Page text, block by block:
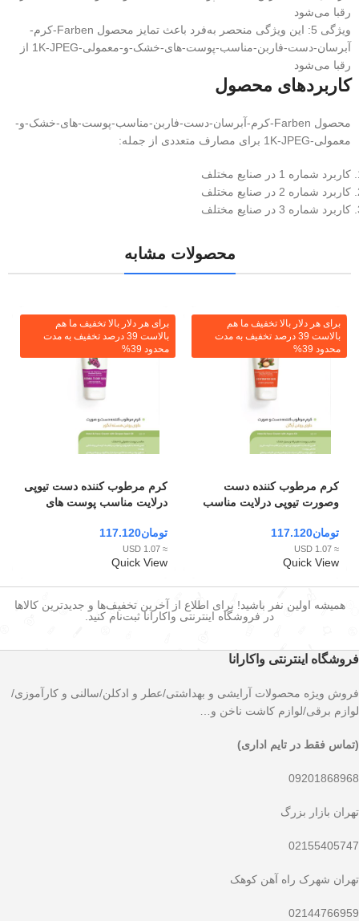
رقبا می‌شود
ویژگی 5: این ویژگی منحصر به‌فرد باعث تمایز محصول Farben-کرم-
آبرسان-دست-فاربن-مناسب-پوست-های-خشک-و-معمولی-1K-JPEG از
رقبا می‌شود
کاربردهای محصول
محصول Farben-کرم-آبرسان-دست-فاربن-مناسب-پوست-های-خشک-و-
معمولی-1K-JPEG برای مصارف متعددی از جمله:
کاربرد شماره 1 در صنایع مختلف
کاربرد شماره 2 در صنایع مختلف
کاربرد شماره 3 در صنایع مختلف
محصولات مشابه
برای هر دلار بالا تخفیف ما هم
بالاست 39 درصد تخفیف به مدت
محدود 39%
کرم مرطوب کننده دست
وصورت تیوپی درلایت مناسب
Dorlight
تومان117.120
≈ 1.07 USD
Quick View
برای هر دلار بالا تخفیف ما هم
بالاست 39 درصد تخفیف به مدت
محدود 39%
کرم مرطوب کننده دست تیوپی
درلایت مناسب پوست های
Dorlight
تومان117.120
≈ 1.07 USD
Quick View
همیشه اولین نفر باشید! برای اطلاع از آخرین تخفیف‌ها و جدیدترین کالاها
در فروشگاه اینترنتی واکارانا ثبت‌نام کنید.
فروشگاه اینترنتی واکارانا
فروش ویژه محصولات آرایشی و بهداشتی/عطر و ادکلن/سالنی و کارآموزی/
لوازم برقی/لوازم کاشت ناخن و…
(تماس فقط در تایم اداری)
09201868968
تهران بازار بزرگ
02155405747
تهران شهرک راه آهن کوهک
02144766959